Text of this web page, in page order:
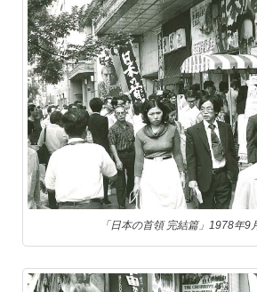
「日本の首領 完結篇」1978年9